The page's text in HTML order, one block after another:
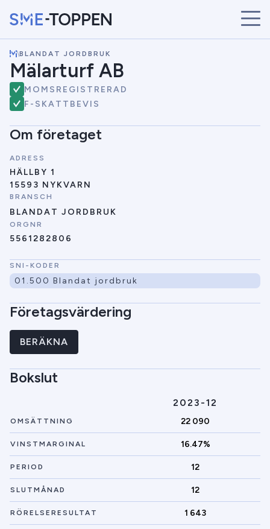
START
ÅRETS VINNARE
BRANSCHER
SÖK
NYHETER
\BLANDAT JORDBRUK
Mälarturf AB
MOMSREGISTRERAD
F-SKATTBEVIS
Om företaget
ADRESS
HÄLLBY 1
15593 NYKVARN
BRANSCH
BLANDAT JORDBRUK
ORGNR
5561282806
SNI-KODER
01.500 Blandat jordbruk
Företagsvärdering
BERÄKNA
Bokslut
2023-12
OMSÄTTNING 22 090
VINSTMARGINAL 16.47%
PERIOD 12
SLUTMÅNAD 12
RÖRELSERESULTAT 1 643